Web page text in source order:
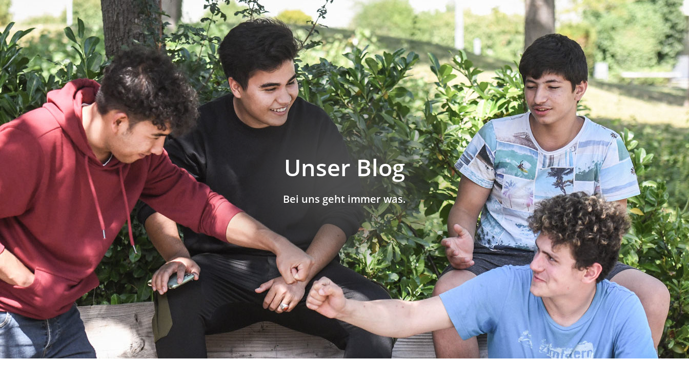
Inobhutnahme
Flexible Hilfen
Ambulante Hilfen
Erich-Kiehn-Schule
Flex-Fernschule
Unser Team
Unsere Geschichte
FAQs für Eltern
„Fragen und Antworten“ für Kinder und Jugendliche
Sie suchen ein Ehrenamt?
Infos für Ehemalige/Careleaver
Alle Infos zu Ihrer Spende
Unser Blog
Bei uns geht immer was.